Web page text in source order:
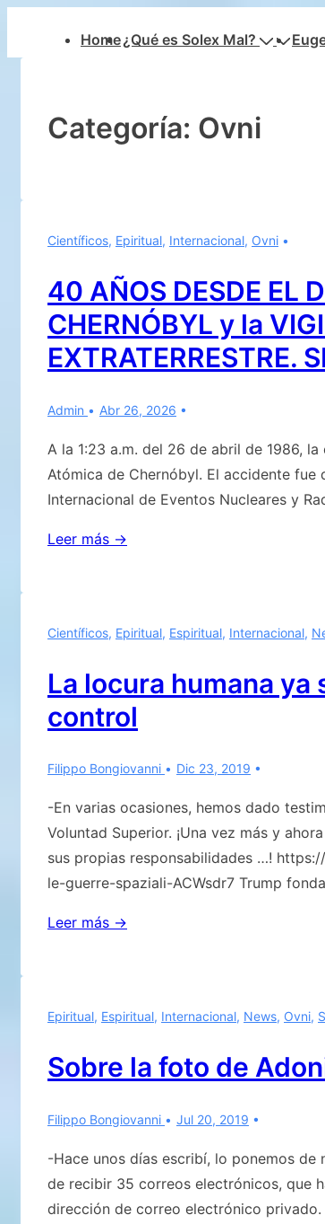
principal
principal
Home¿Qué es Solex Mal?
Categoría: Ovni
Científicos, Epiritual, Internacional, Ovni
40 AÑOS DESDE EL
CHERNÓBYL y la
EXTRATERRESTRE.
Admin Abr 26, 2026
A la 1:23 a.m. del 26 de abril de 1986,
Atómica de Chernóbyl. El accidente fue
Internacional de Eventos Nucleares y
40
DESASTRE
DE
CHERNÓBYL
la
EXTRATERRESTRE.
SIN
OLVIDAR…
Leer más →
Científicos, Epiritual, Espiritual, Internacional,
La locura humana
control
Filippo Bongiovanni Dic 23, 2019
-En varias ocasiones, hemos dado
Voluntad Superior. ¡Una vez más y
sus propias responsabilidades …!
le-guerre-spaziali-ACWsdr7 Trump
La
sin
y
de
Leer más →
Epiritual, Espiritual, Internacional, News, Ovni,
Sobre la foto de
Filippo Bongiovanni Jul 20, 2019
-Hace unos días escribí, lo ponemos
de recibir 35 correos electrónicos, que
dirección de correo electrónico